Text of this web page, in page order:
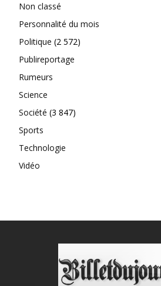
Non classé
Personnalité du mois
Politique (2 572)
Publireportage
Rumeurs
Science
Société (3 847)
Sports
Technologie
Vidéo